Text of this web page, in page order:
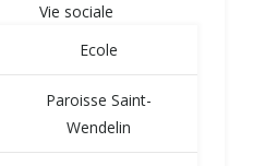
Vie sociale
Ecole
Paroisse Saint-
Wendelin